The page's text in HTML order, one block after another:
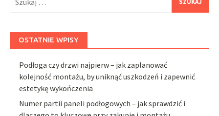
OSTATNIE WPISY
Podłoga czy drzwi najpierw – jak zaplanować
kolejność montażu, by uniknąć uszkodzeń i zapewnić
estetykę wykończenia
Numer partii paneli podłogowych – jak sprawdzić i